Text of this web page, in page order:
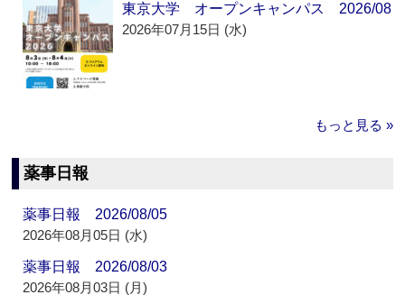
東京大学 オープンキャンパス 2026/08
2026年07月15日 (水)
もっと見る »
薬事日報
薬事日報 2026/08/05
2026年08月05日 (水)
薬事日報 2026/08/03
2026年08月03日 (月)